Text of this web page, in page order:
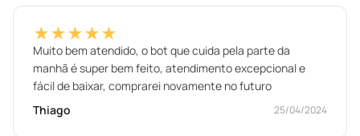
★★★★★
Muito bem atendido, o bot que cuida pela parte da
manhã é super bem feito, atendimento excepcional e
fácil de baixar, comprarei novamente no futuro
Thiago
25/04/2024